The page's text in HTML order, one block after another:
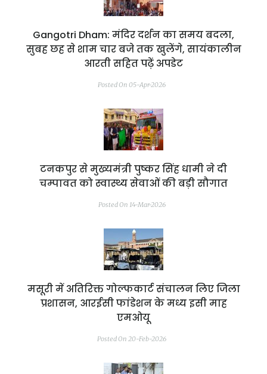
Gangotri Dham: मंदिर दर्शन का समय बदला,
सुबह छह से शाम चार बजे तक खुलेंगे, सायंकालीन
आरती सहित पढ़ें अपडेट
Posted On 05-Apr-2026
टनकपुर से मुख्यमंत्री पुष्कर सिंह धामी ने दी
चम्पावत को स्वास्थ्य सेवाओं की बड़ी सौगात
Posted On 14-Mar-2026
मसूरी में अतिरिक्त गोल्फकार्ट संचालन लिए जिला
प्रशासन, आरईसी फांडेशन के मध्य इसी माह
एमओयू
Posted On 20-Feb-2026